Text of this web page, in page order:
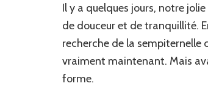
Il y a quelques jours, notre
de douceur et de tranquillité.
recherche de la
vraiment maintenant. Mais
forme.